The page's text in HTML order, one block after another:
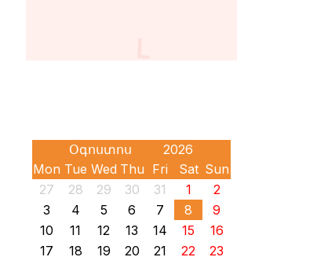
Mon Tue Wed Thu Fri Sat Sun
27
28 29 30 31 1
2
3
4 5 6 7 8
9
10
11 12 13 14 15
16
17
18 19 20 21 22
23